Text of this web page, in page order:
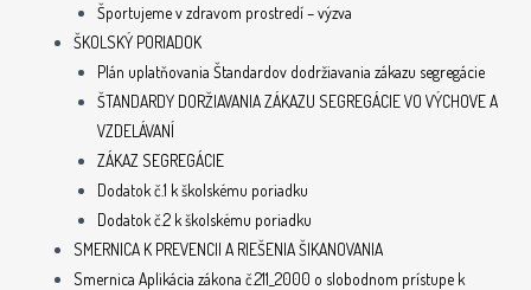
Športujeme v zdravom prostredí – výzva
ŠKOLSKÝ PORIADOK
Plán uplatňovania Štandardov dodržiavania zákazu segregácie
ŠTANDARDY DORŽIAVANIA ZÁKAZU SEGREGÁCIE VO VÝCHOVE A
VZDELÁVANÍ
ZÁKAZ SEGREGÁCIE
Dodatok č.1 k školskému poriadku
Dodatok č.2 k školskému poriadku
SMERNICA K PREVENCII A RIEŠENIA ŠIKANOVANIA
Smernica Aplikácia zákona č.211_2000 o slobodnom prístupe k